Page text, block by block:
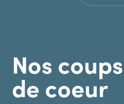
Nos coups
de coeur